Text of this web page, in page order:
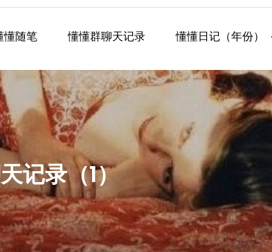
懂随笔 懂懂群聊天记录 懂懂日记（年份）
记录（1）